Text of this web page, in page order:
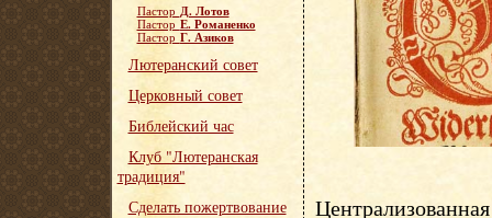
Пастор Д. Лотов
Пастор Е. Романенко
Пастор Г. Азиков
Лютеранский совет
Церковный совет
Библейский час
Клуб "Лютеранская
традиция"
Сделать пожертвование